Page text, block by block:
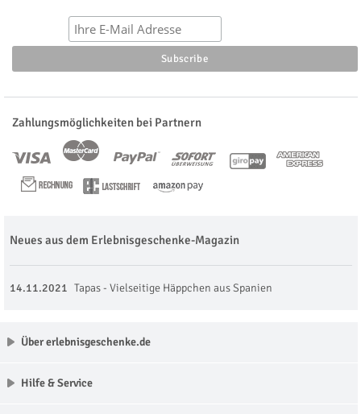
Zahlungsmöglichkeiten bei Partnern
Neues aus dem Erlebnisgeschenke-Magazin
14.11.2021 Tapas - Vielseitige Häppchen aus Spanien
Über erlebnisgeschenke.de
Hilfe & Service